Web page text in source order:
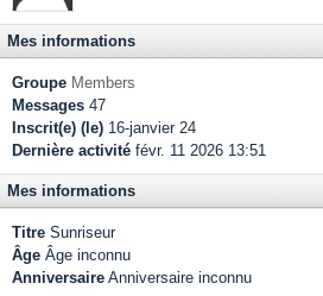
Mes informations
Groupe Members
Messages 47
Inscrit(e) (le) 16-janvier 24
Dernière activité févr. 11 2026 13:51
Mes informations
Titre Sunriseur
Âge Âge inconnu
Anniversaire Anniversaire inconnu